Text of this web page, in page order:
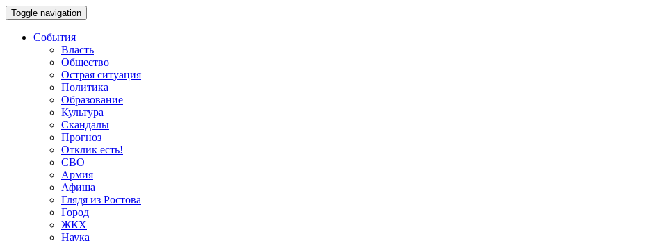
Toggle navigation
События
Власть
Общество
Острая ситуация
Политика
Образование
Культура
Скандалы
Прогноз
Отклик есть!
СВО
Армия
Афиша
Глядя из Ростова
Город
ЖКХ
Наука